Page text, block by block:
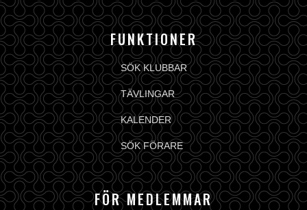
FUNKTIONER
SÖK KLUBBAR
TÄVLINGAR
KALENDER
SÖK FÖRARE
FÖR MEDLEMMAR